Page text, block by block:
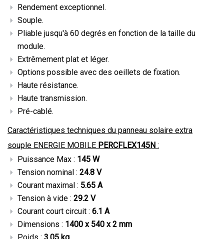
Rendement exceptionnel.
Souple.
Pliable jusqu'à 60 degrés en fonction de la taille du
module.
Extrêmement plat et léger.
Options possible avec des oeillets de fixation.
Haute résistance.
Haute transmission.
Pré-cablé.
Caractéristiques techniques du panneau solaire extra
souple ENERGIE MOBILE PERCFLEX145N :
Puissance Max : 145 W
Tension nominal : 24.8 V
Courant maximal : 5.65 A
Tension à vide : 29.2 V
Courant court circuit : 6.1 A
Dimensions : 1400 x 540 x 2 mm